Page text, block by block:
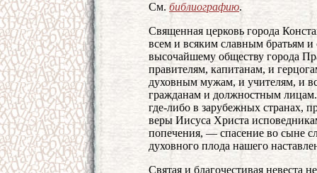
См. библиографию.
Священная церковь города
всем и всяким славным братьям
высочайшему обществу города
правителям, капитанам, и
духовным мужам, и учителям, и
гражданам и должностным
где-либо в зарубежных странах,
веры Иисуса Христа
попечения, — спасение во сыне
духовного плода нашего
Святая и благочестивая невеста